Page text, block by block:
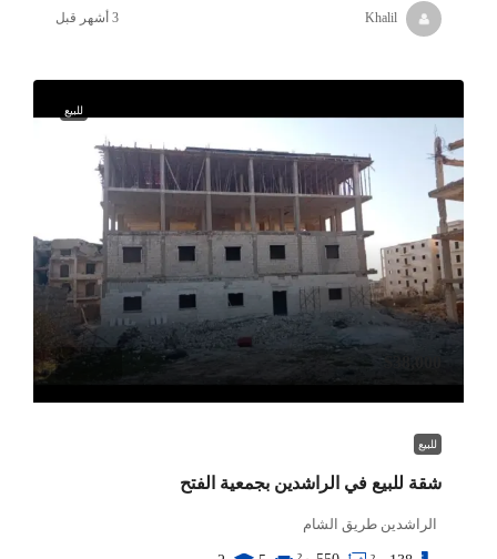
Khalil
للبيع
للبيع
شقة للبيع في الراشدين بجمعية الفتح
الراشدين طريق الشام